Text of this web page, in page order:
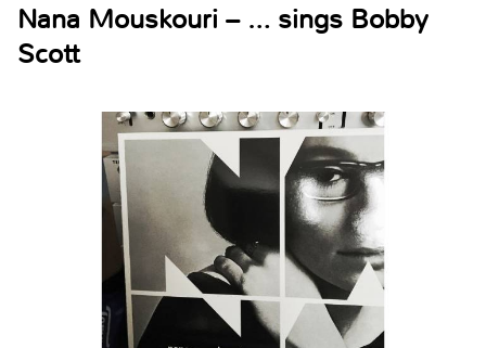
Nana Mouskouri – … sings Bobby
Scott